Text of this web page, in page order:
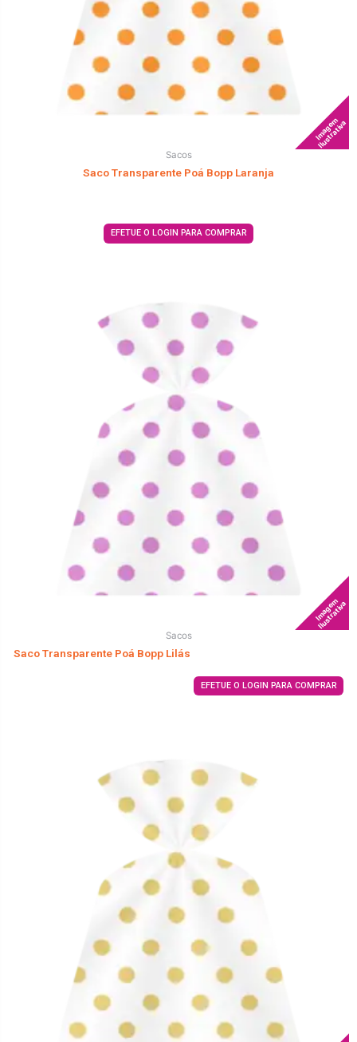
Imagem
Ilustrativa
Sacos
Saco Transparente Poá Bopp Laranja
EFETUE O LOGIN PARA COMPRAR
Imagem
Ilustrativa
Sacos
Saco Transparente Poá Bopp Lilás
EFETUE O LOGIN PARA COMPRAR